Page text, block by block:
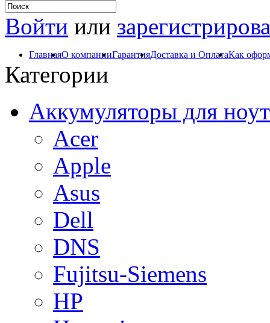
Войти или
ГлавнаяО компанииГарантияДоставка и ОплатаКак
Категории
Аккумуляторы для
Acer
Apple
Asus
Dell
DNS
Fujitsu-Siemens
HP